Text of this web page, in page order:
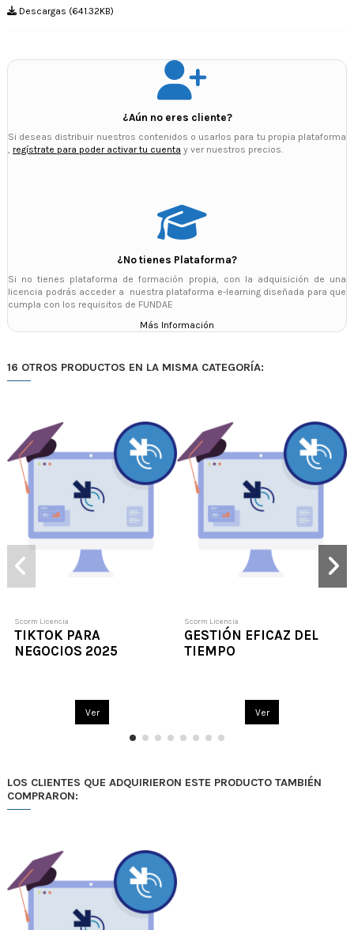
Descargas (641.32KB)
¿Aún no eres cliente?
Si deseas distribuir nuestros contenidos o usarlos para tu propia plataforma
, regístrate para poder activar tu cuenta y ver nuestros precios.
¿No tienes Plataforma?
Si no tienes plataforma de formación propia, con la adquisición de una
licencia podrás acceder a nuestra plataforma e-learning diseñada para que
cumpla con los requisitos de FUNDAE
Más Información
16 OTROS PRODUCTOS EN LA MISMA CATEGORÍA:
Scorm Licencia
TIKTOK PARA
NEGOCIOS 2025
Ver
Scorm Licencia
GESTIÓN EFICAZ DEL
TIEMPO
Ver
LOS CLIENTES QUE ADQUIRIERON ESTE PRODUCTO TAMBIÉN
COMPRARON: